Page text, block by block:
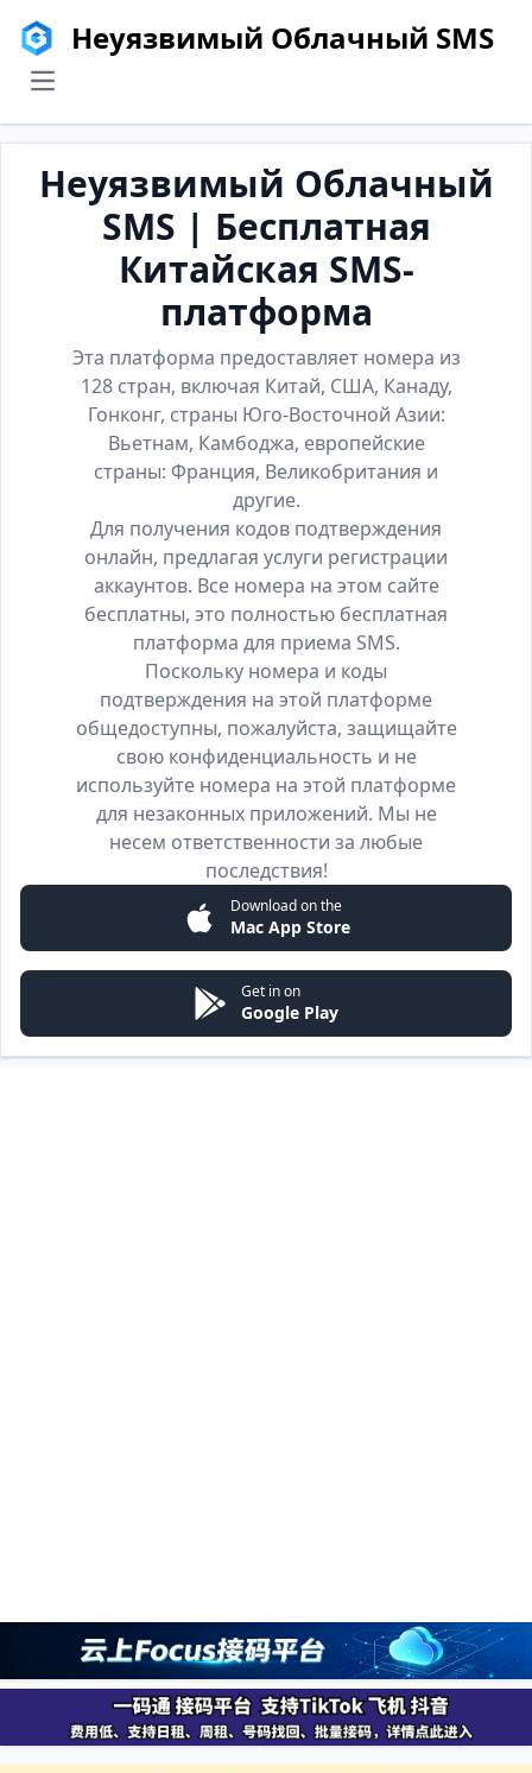
Неуязвимый Облачный SMS
menu
Неуязвимый Облачный
SMS | Бесплатная
Китайская SMS-
платформа
Эта платформа предоставляет номера из
128 стран, включая Китай, США, Канаду,
Гонконг, страны Юго-Восточной Азии:
Вьетнам, Камбоджа, европейские
страны: Франция, Великобритания и
другие.
Для получения кодов подтверждения
онлайн, предлагая услуги регистрации
аккаунтов. Все номера на этом сайте
бесплатны, это полностью бесплатная
платформа для приема SMS.
Поскольку номера и коды
подтверждения на этой платформе
общедоступны, пожалуйста, защищайте
свою конфиденциальность и не
используйте номера на этой платформе
для незаконных приложений. Мы не
несем ответственности за любые
последствия!
Download on the
Mac App Store
Get in on
Google Play